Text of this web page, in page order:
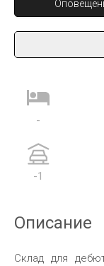
-
-1
Описание
Склад для